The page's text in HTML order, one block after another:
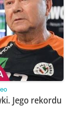
Jego rekordu